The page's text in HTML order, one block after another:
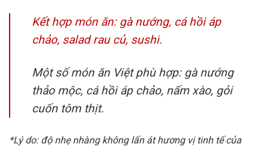
Kết hợp món ăn: gà nướng, cá hồi áp
chảo, salad rau củ, sushi.
Một số món ăn Việt phù hợp: gà nướng
thảo mộc, cá hồi áp chảo, nấm xào, gỏi
cuốn tôm thịt.
*Lý do: độ nhẹ nhàng không lấn át hương vị tinh tế của